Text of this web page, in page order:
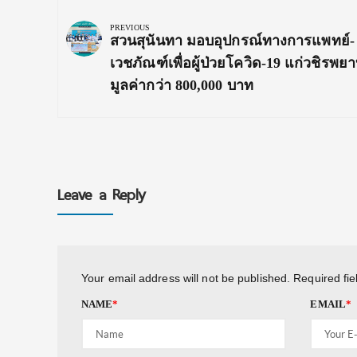
navigation
PREVIOUS
Previous
Post:
สวนสุนันทา มอบอุปกรณ์ทางการแพทย์-
เวชภัณฑ์เพื่อผู้ป่วยโควิด-19 แก่วชิรพย
มูลค่ากว่า 800,000 บาท
Leave a Reply
Your email address will not be published. Required
NAME* EMAIL*